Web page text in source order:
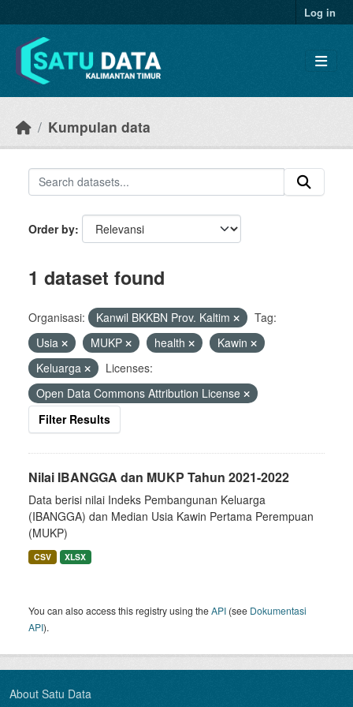
Log in
Kumpulan data
Order by
1 dataset found
Organisasi: Kanwil BKKBN Prov. Kaltim
Tag:
Usia
MUKP health
Kawin
Keluarga
Licenses:
Open Data Commons Attribution License
Filter Results
Nilai IBANGGA dan MUKP Tahun 2021-2022
Data berisi nilai Indeks Pembangunan Keluarga
(IBANGGA) dan Median Usia Kawin Pertama Perempuan
(MUKP)
CSV XLSX
You can also access this registry using theAPI (see Dokumentasi
API).
About Satu Data